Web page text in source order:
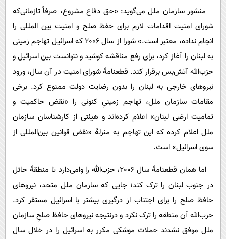
منشور سازمان ملل می‌گوید: «حق دفاع مشروع، صرفاً تازمانی‌که
شورای امنیت اقدامات لازم برای حفظ صلح و امنیت بین المللی را
انجام نداده، معتبر است.» شورا از سال 2006 که اسرائیل تهاجم زمینی
به لبنان را آغاز کرد، برای رفع مناقشه کوشید و نتوانست بین اسرائیل و
حزب‌الله آتش‌بس برقرار کند. قطعنامۀ شورای امنیت در آن سال، ورود
نیروهای خارجی به لبنان را بدون رضایت دولت ممنوع کرد. برخی
مقامات سازمان ملل، تهاجم زمینیِ کنونی را «نقض حاکمیت و
تمامیت ارضی لبنان» اعلام کرده‌اند و هیئتی از کارشناسان سازمان
ملل اعلام کرده که این تهاجم به منزلۀ «نقض قوانین بین‌المللی از
سوی اسرائیل» است.
اما همان قطعنامۀ سال 2006، حزب‌الله را وامی‌دارد تا منطقۀ حائل
در جنوب لبنان را ترک کند؛ جایی که سازمان ملل متحد، نیروهای
حافظ صلح را برای اجتناب از درگیری بیشتر با اسرائیل مستقر کرد.
حزب‌الله آن منطقه را ترک نکرد و درنتیجه نیروهای حافظ صلحِ سازمان
ملل موفق نشدند حملات موشکی مکرر به اسرائیل را در خلال سال